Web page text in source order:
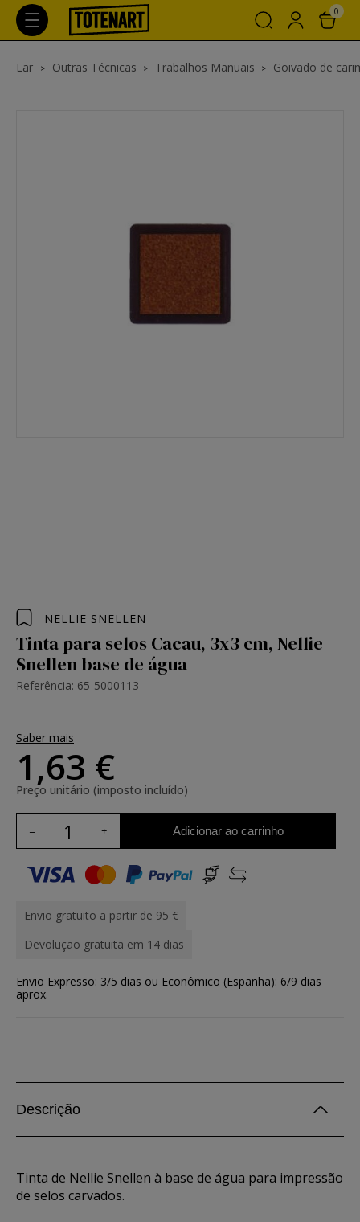
0
Lar Outras Técnicas Trabalhos Manuais Goivado de
NELLIE SNELLEN
Tinta para selos Cacau, 3x3 cm, Nellie
Snellen base de água
Referência: 65-5000113
Saber mais
1,63 €
Preço unitário (imposto incluído)
Adicionar ao carrinho
Envio gratuito a partir de 95 €
Devolução gratuita em 14 dias
Envio Expresso: 3/5 dias ou Econômico (Espanha): 6/9 dias
aprox.
Descrição
Tinta de Nellie Snellen à base de água para impressão
de selos carvados.